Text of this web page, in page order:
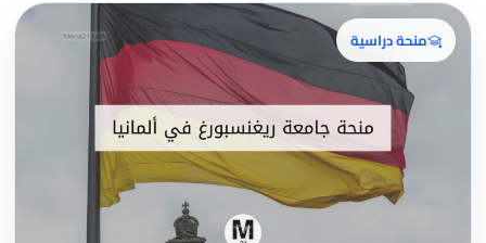
منحة دراسية